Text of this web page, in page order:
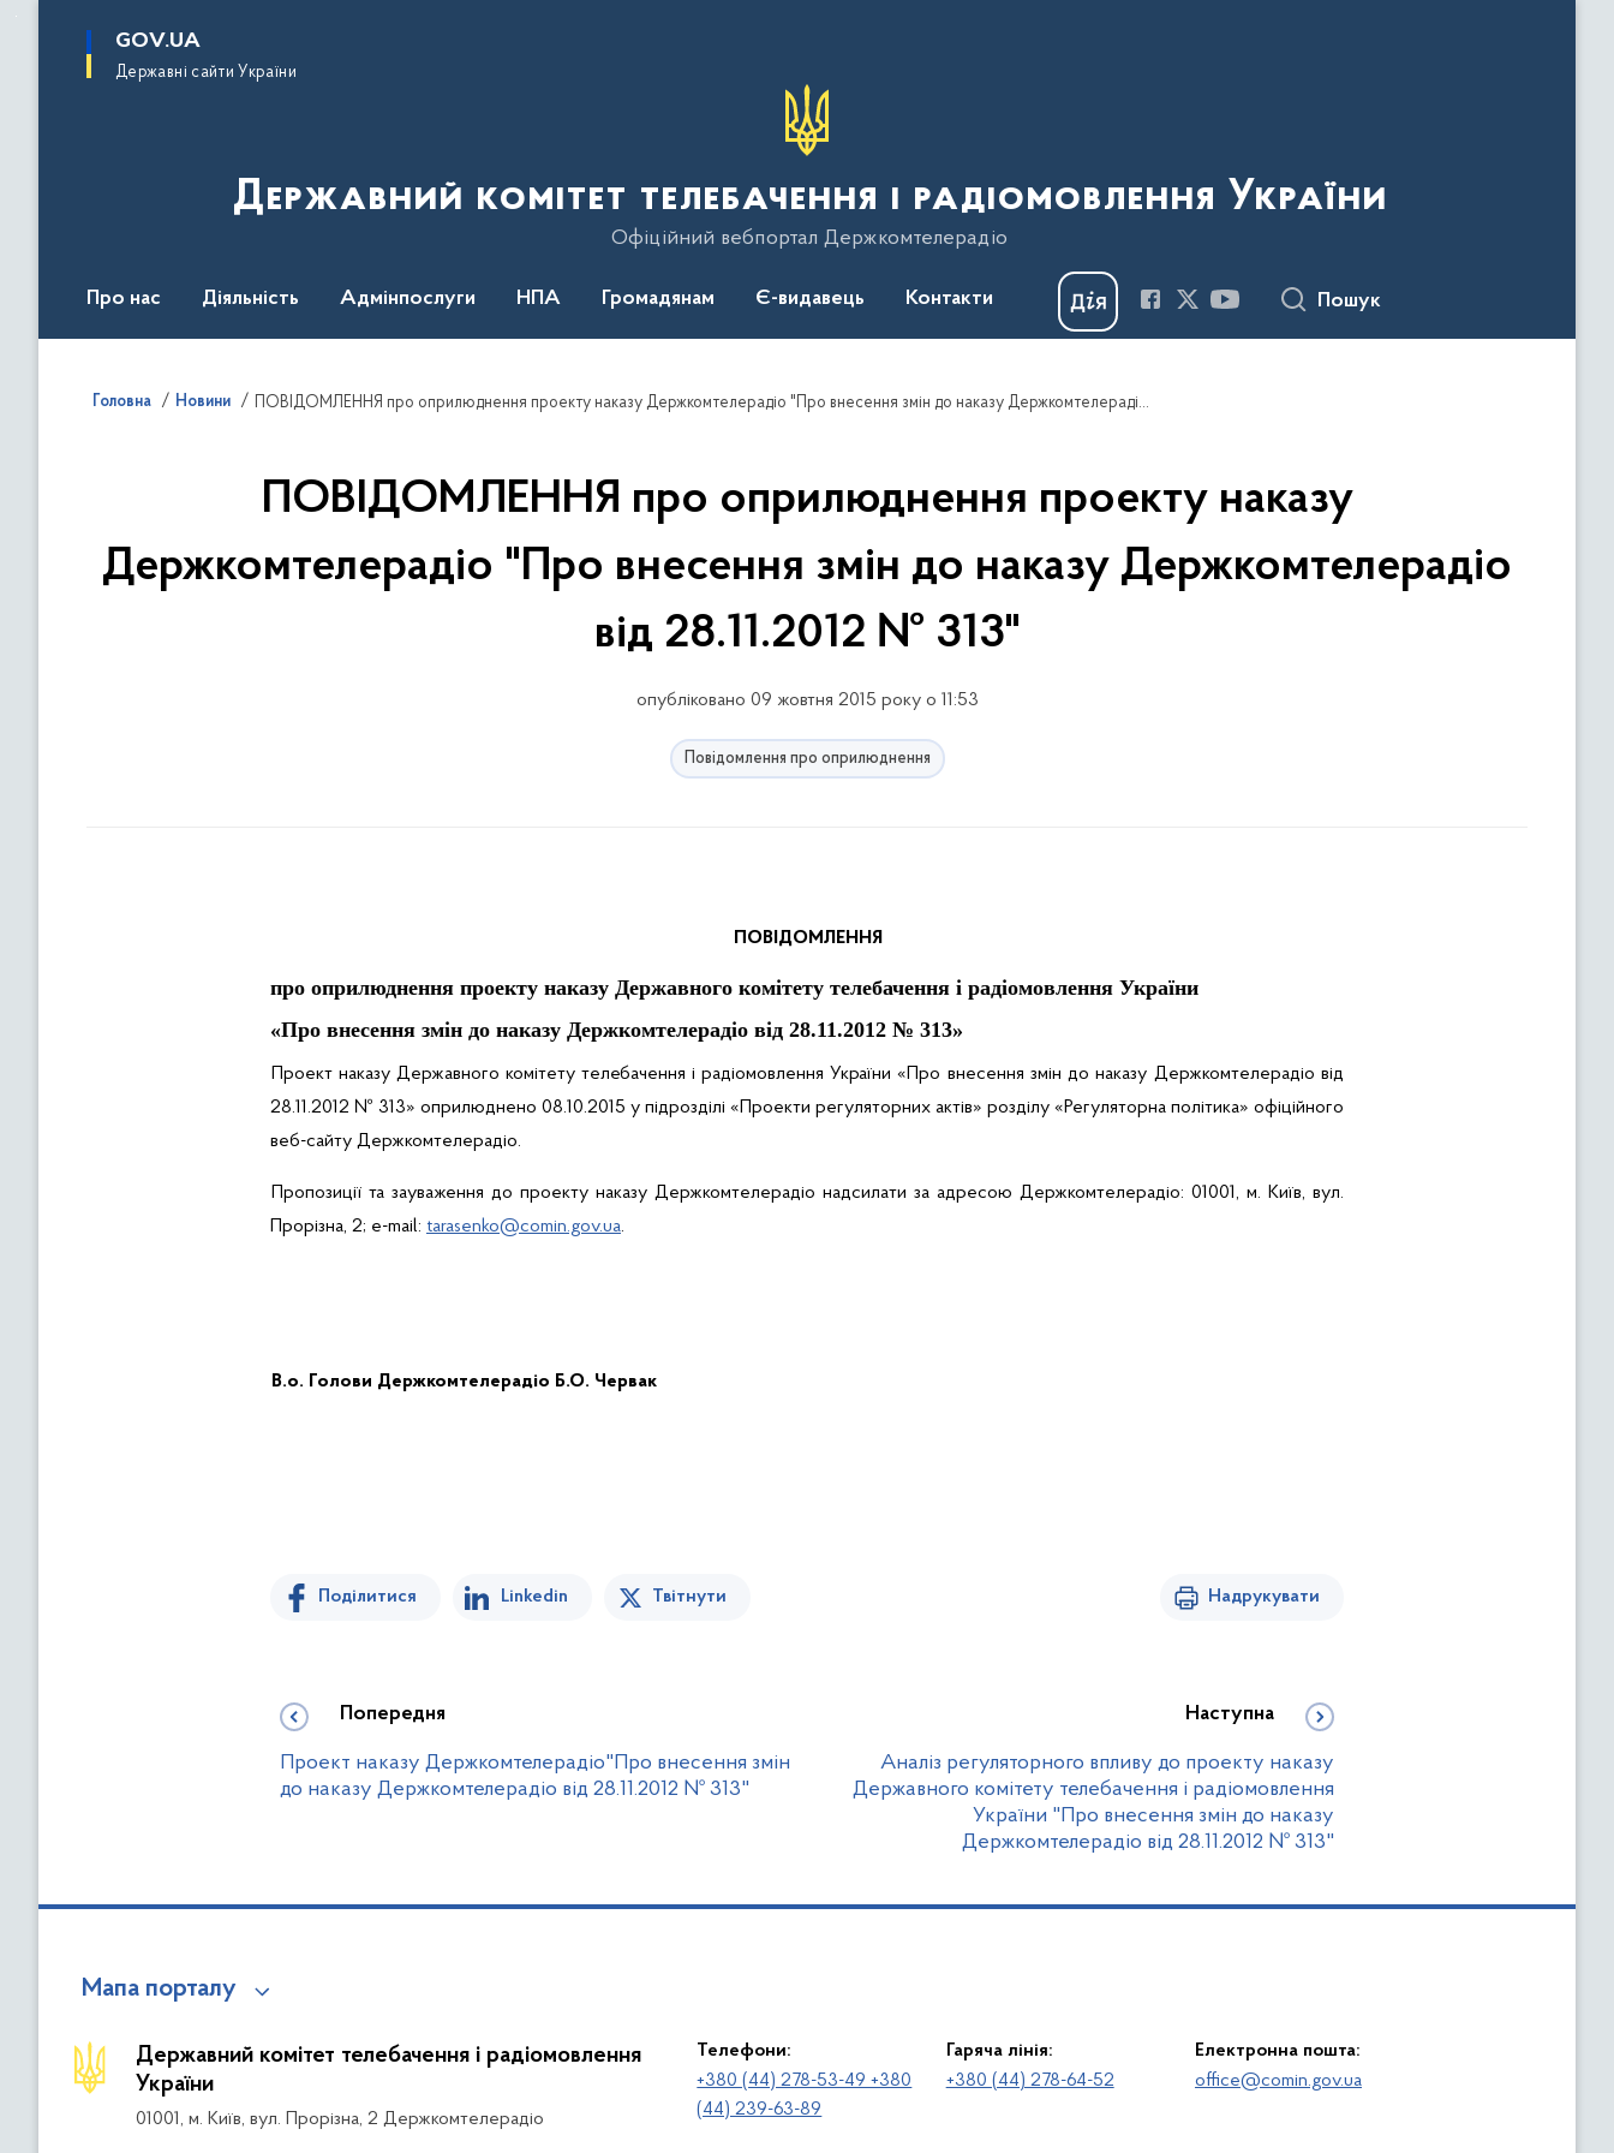
основного
GOV.UA
Державні сайти України
Державний комітет телебачення і радіомовлення України
Офіційний вебпортал Держкомтелерадіо
Про нас Діяльність Адмінпослуги НПА Громадянам Є-видавець Контакти Пошук
Головна Новини ПОВІДОМЛЕННЯ про оприлюднення проекту наказу Держкомтелерадіо "Про внесення змін до наказу Держкомтелерадіо від 28.11.2012 № 313"
ПОВІДОМЛЕННЯ про оприлюднення проекту наказу
Держкомтелерадіо "Про внесення змін до наказу Держкомтелерадіо
від 28.11.2012 № 313"
опубліковано 09 жовтня 2015 року о 11:53
Повідомлення про оприлюднення
ПОВІДОМЛЕННЯ
про оприлюднення проекту наказу Державного комітету телебачення і радіомовлення України
«Про внесення змін до наказу Держкомтелерадіо від 28.11.2012 № 313»
Проект наказу Державного комітету телебачення і радіомовлення України « Про внесення змін до наказу Держкомтелерадіо від
28.11.2012 № 313» оприлюднено 08.10.2015 у підрозділі «Проекти регуляторних актів»розділу «Регуляторна політика»офіційного
веб-сайту Держкомтелерадіо.
Пропозиції та зауваження до проекту наказу Держкомтелерадіо надсилати за адресою Держкомтелерадіо: 01001, м. Київ, вул.
Прорізна, 2; e-mail: tarasenko@comin.gov.ua.
В.о. Голови Держкомтелерадіо Б.О. Червак
Поділитися Linkedin Твітнути Надрукувати
Попередня
Проект наказу Держкомтелерадіо"Про внесення змін
до наказу Держкомтелерадіо від 28.11.2012 № 313"
Наступна
Аналіз регуляторного впливу до проекту наказу
Державного комітету телебачення і радіомовлення
України "Про внесення змін до наказу
Держкомтелерадіо від 28.11.2012 № 313"
Мапа порталу
Державний комітет телебачення і радіомовлення
України
01001, м. Київ, вул. Прорізна, 2 Держкомтелерадіо
Телефони:
+380 (44) 278-53-49 +380
(44) 239-63-89
Гаряча лінія:
+380 (44) 278-64-52
Електронна пошта:
office@comin.gov.ua